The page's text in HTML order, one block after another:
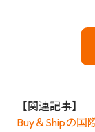
【関連記事】
Buy＆Shipの国